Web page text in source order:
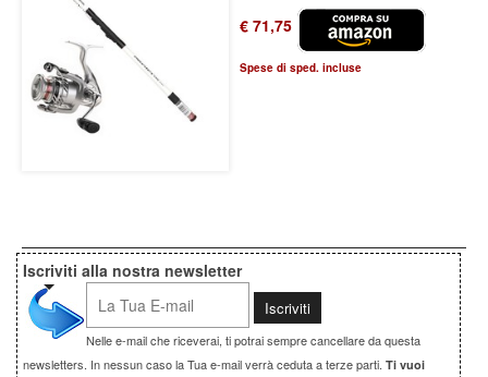
€ 71,75
Spese di sped. incluse
Iscriviti alla nostra newsletter
Nelle e-mail che riceverai, ti potrai sempre cancellare da questa
newsletters. In nessun caso la Tua e-mail verrà ceduta a terze parti. Ti vuoi